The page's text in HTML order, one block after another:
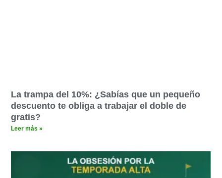
La trampa del 10%: ¿Sabías que un pequeño
descuento te obliga a trabajar el doble de
gratis?
Leer más »